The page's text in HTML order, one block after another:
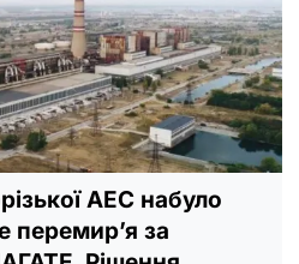
АЕС набуло
перемир’я за